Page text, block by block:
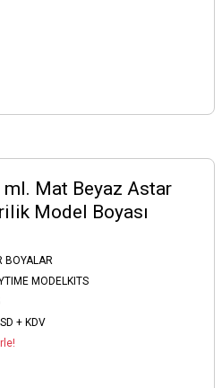
Mat Beyaz Astar
Model Boyası
BOYALAR
MODELKITS
+ KDV